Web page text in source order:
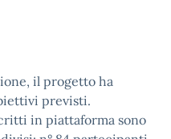
il progetto ha
previsti.
in piattaforma sono